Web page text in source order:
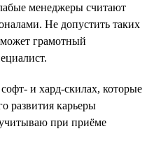
менеджеры считают
Не допустить таких
грамотный
и хард-скилах, которые
развития карьеры
при приёме